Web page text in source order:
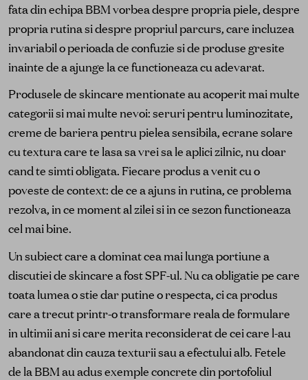
fata din echipa BBM vorbea despre propria piele, despre
propria rutina si despre propriul parcurs, care incluzea
invariabil o perioada de confuzie si de produse gresite
inainte de a ajunge la ce functioneaza cu adevarat.
Produsele de skincare mentionate au acoperit mai multe
categorii si mai multe nevoi: seruri pentru luminozitate,
creme de bariera pentru pielea sensibila, ecrane solare
cu textura care te lasa sa vrei sa le aplici zilnic, nu doar
cand te simti obligata. Fiecare produs a venit cu o
poveste de context: de ce a ajuns in rutina, ce problema
rezolva, in ce moment al zilei si in ce sezon functioneaza
cel mai bine.
Un subiect care a dominat cea mai lunga portiune a
discutiei de skincare a fost SPF-ul. Nu ca obligatie pe care
toata lumea o stie dar putine o respecta, ci ca produs
care a trecut printr-o transformare reala de formulare
in ultimii ani si care merita reconsiderat de cei care l-au
abandonat din cauza texturii sau a efectului alb. Fetele
de la BBM au adus exemple concrete din portofoliul